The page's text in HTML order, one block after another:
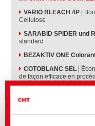
VARIO BLEACH 4P
|
Cellulose
SARABID SPIDER und
standard
BEZAKTIV ONE
COTOBLANC SEL
|
de façon efficace en